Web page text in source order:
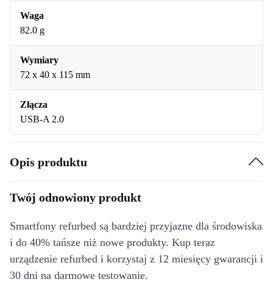
Waga
82.0 g
Wymiary
72 x 40 x 115 mm
Złącza
USB-A 2.0
Opis produktu
Twój odnowiony produkt
Smartfony refurbed są bardziej przyjazne dla środowiska
i do 40% tańsze niż nowe produkty. Kup teraz
urządzenie refurbed i korzystaj z 12 miesięcy gwarancji i
30 dni na darmowe testowanie.